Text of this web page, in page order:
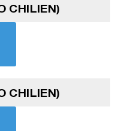
CHILIEN)
CHILIEN)